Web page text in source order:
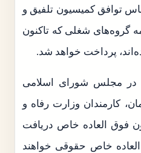
گفت: براساس توافق کمیسیون تلفیق و
گروه‌های شغلی که تاکنون
پرداخت خواهد شد.
در مجلس شورای اسلامی
کارمندان وزارت رفاه و
فوق العاده خاص دریافت
خاص حقوقی خواهند